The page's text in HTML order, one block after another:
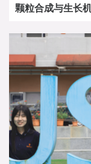
颗粒合成与生长